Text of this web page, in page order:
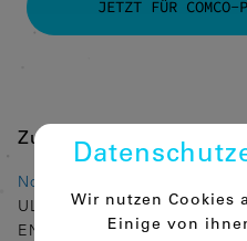
JETZT FÜR
Zulassungen
Norm:
UL94
EN45545-2 (02/2016; 10/
Wir nutzen Cookies
Einige von